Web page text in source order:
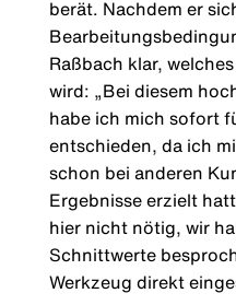
berät. Nachdem er
Raßbach klar,
wird: „Bei diesem
habe ich mich sofort
entschieden, da ich
schon bei anderen
Ergebnisse erzielt
hier nicht nötig, wir
Schnittwerte
Werkzeug direkt